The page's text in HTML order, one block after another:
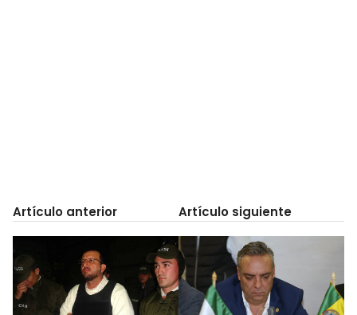
Artículo anterior Artículo siguiente